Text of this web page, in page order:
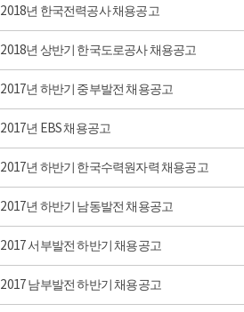
2018년 한국전력공사 채용공고
2018년 상반기 한국도로공사 채용공고
2017년 하반기 중부발전 채용공고
2017년 EBS 채용공고
2017년 하반기 한국수력원자력 채용공고
2017년 하반기 남동발전 채용공고
2017 서부발전 하반기 채용공고
2017 남부발전 하반기 채용공고